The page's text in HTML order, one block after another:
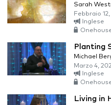
Sarah
Febbraio 12,
Inglese
Planting
Michael
Marzo 4,
Inglese
Living in